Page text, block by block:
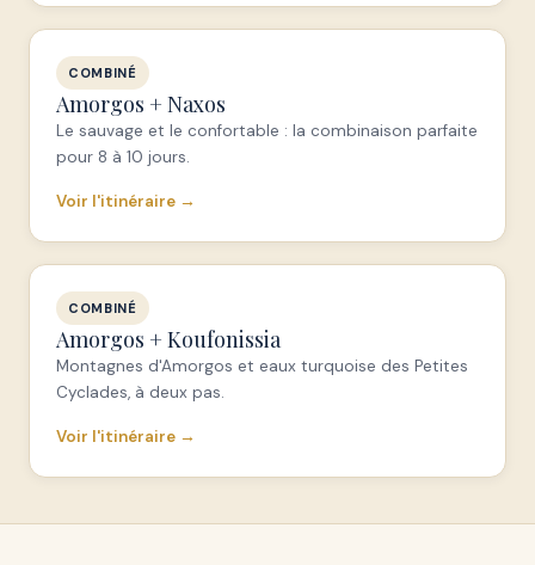
COMBINÉ
Amorgos + Naxos
Le sauvage et le confortable : la combinaison parfaite
pour 8 à 10 jours.
Voir l'itinéraire →
COMBINÉ
Amorgos + Koufonissia
Montagnes d'Amorgos et eaux turquoise des Petites
Cyclades, à deux pas.
Voir l'itinéraire →